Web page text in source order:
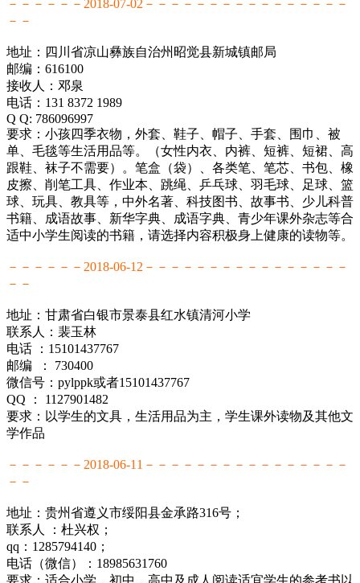
－－－－－－2018-07-02－－－－－－－－－－－－－－－－
－－
地址：四川省凉山彝族自治州昭觉县新城镇邮局
邮编：616100
接收人：邓泉
电话：131 8372 1989
Q Q: 786096997
要求：小孩四季衣物，外套、鞋子、帽子、手套、围巾、被
单、毛毯等生活用品等。（女性内衣、内裤、短裤、短裙、高
跟鞋、袜子不需要）。笔盒（袋）、各类笔、笔芯、书包、橡
皮擦、削笔工具、作业本、跳绳、乒乓球、羽毛球、足球、篮
球、玩具、教具等，中外名著、科技图书、故事书、少儿科普
书籍、成语故事、新华字典、成语字典、青少年课外杂志等合
适中小学生阅读的书籍，请选择内容积极身上健康的读物等。
－－－－－－2018-06-12－－－－－－－－－－－－－－－－
－－
地址：甘肃省白银市景泰县红水镇清河小学
联系人：裴玉林
电话 ：15101437767
邮编 ： 730400
微信号：pylppk或者15101437767
QQ ： 1127901482
要求：以学生的文具，生活用品为主，学生课外读物及其他文
学作品
－－－－－－2018-06-11－－－－－－－－－－－－－－－－
－－
地址：贵州省遵义市绥阳县金承路316号；
联系人 ：杜兴权；
qq：1285794140；
电话（微信）：18985631760
要求：适合小学，初中，高中及成人阅读适宜学生的参考书以